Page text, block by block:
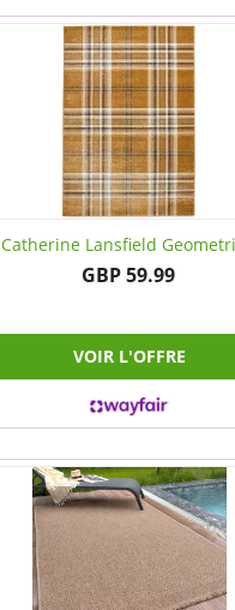
Catherine Lansfield
GBP 59.99
VOIR L'OFFRE